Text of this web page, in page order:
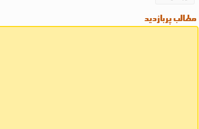
مطالب پربازدید